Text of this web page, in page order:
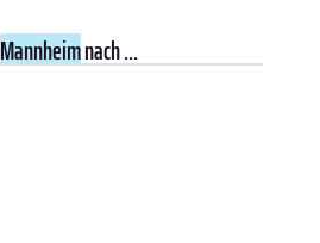
Mannheimnach ...